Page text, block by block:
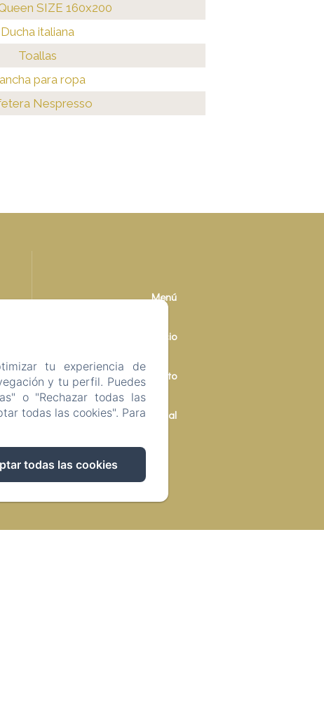
SIZE 160x200
Ducha italiana
Toallas
para ropa
Nespresso
Menú
Inicio
Contacto
Información legal
tu experiencia de
y tu perfil. Puedes
o "Rechazar todas las
todas las cookies". Para
todas las cookies